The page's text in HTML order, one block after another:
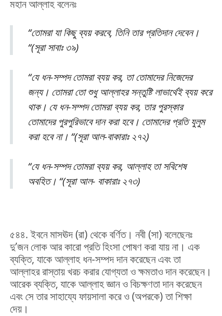
মহান আল্লাহ বলেনঃ
“তোমরা যা কিছু ব্যয় করবে, তিনি তার প্রতিদান দেবেন।
“(সূরা সাবাঃ ৩৯)
“যে ধন-সম্পদ তোমরা ব্যয় কর, তা তোমাদের নিজেদের
জন্য। তোমরা তো শুধু আল্লাহর সন্তুষ্টি লাভার্থেই ব্যয় করে
থাক। যে ধন-সম্পদ তোমরা ব্যয় কর, তার পুরস্কার
তোমাদের পুরপুরিভাবে দান করা হবে। তোমাদের প্রতি যুলুম
করা হবে না। “(সূরা আল-বাকারাঃ ২৭২)
“যে ধন-সম্পদ তোমরা ব্যয় কর, আল্লাহ তা সবিশেষ
অবহিত। “(সূরা আল- বাকারাঃ ২৭৩)
৫৪৪. ইবনে মাসঊদ (রা) থেকে বর্ণিত। নবী (সা) বলেছেনঃ
দু’জন লোক আর কারো প্রতি হিংসা পোষণ করা যায় না। এক
ব্যক্তি, যাকে আল্লাহ ধন-সম্পদ দান করেছেন এবং তা
আল্লাহর রাস্তায় খরচ করার যোগ্যতা ও ক্ষমতাও দান করেছেন।
আরেক ব্যক্তি, যাকে আল্লাহ জ্ঞান ও বিচক্ষণতা দান করেছেন
এবং সে তার সাহায্যে ফায়সালা করে ও (অপরকে) তা শিক্ষা
দেয়।